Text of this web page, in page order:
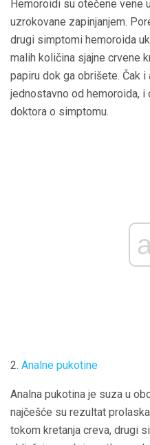
Hemoroidi su otečene vene
uzrokovane zapinjanjem.
drugi simptomi hemoroida
malih količina sjajne crvene
papiru dok ga obrišete. Čak
jednostavno od hemoroida,
doktora o simptomu.
2. Analne pukotine
Analna pukotina je suza u
najčešće su rezultat prolaska
tokom kretanja creva, drugi